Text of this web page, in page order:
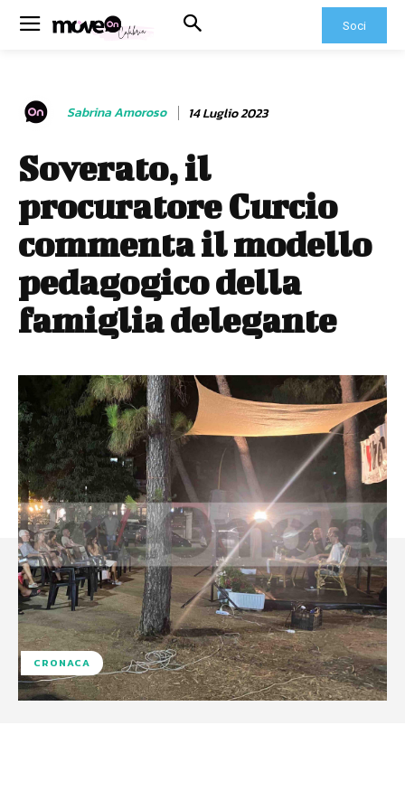
Soci
Sabrina Amoroso 14 Luglio 2023
Soverato, il
procuratore Curcio
commenta il modello
pedagogico della
famiglia delegante
CRONACA